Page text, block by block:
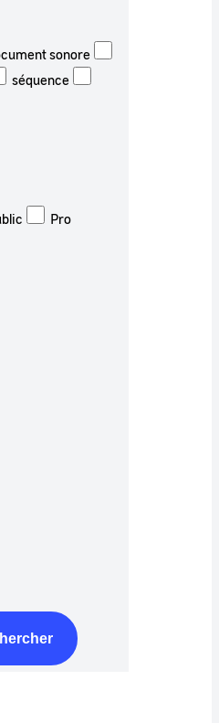
sonore
séquence
Pro